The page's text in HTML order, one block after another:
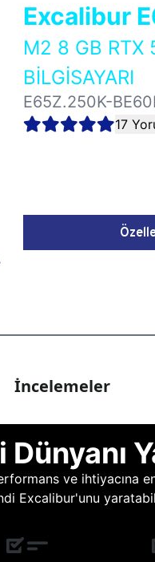
Excalibur
M2 8 GB RTX
BİLGİSAYARI
E65Z.250K-
17
İncelemeler
ve
Excalibur'unu